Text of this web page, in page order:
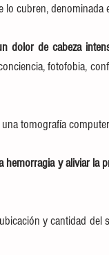
lo cubren, denominada
dolor de cabeza
fotofobia,
tomografía
hemorragia y aliviar la
y cantidad